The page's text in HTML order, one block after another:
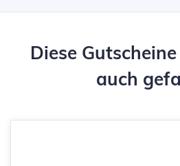
Diese
auch